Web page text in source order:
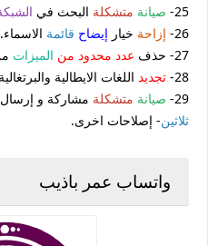
25- صيانة متشكلة البحث في
26- إزاحة خيار إيضاح قائمة الاسماء.
27- حذف
عدد محدود من الميزات
28- تجديد اللغات الايطالية
29- صيانة متشكلة مشاركة و إرسال
ثلاثين- إصلاحات اخرى.
واتساب عمر باذيب